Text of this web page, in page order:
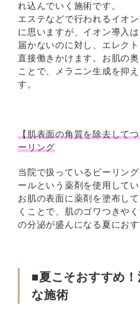
れ込んでいく施術です。
エステなどで行われるイオ
に思いますが、イオン導入
届かないのに対し、エレク
直接働きかけます。お肌の
ことで、メラニン生成を抑
す。
【肌表面の角質を除去して
ーリング
当院で扱っているピーリン
ールという薬剤を使用してい
お肌の表面に薬剤を塗布し
くことで、肌のゴワつきや
の分泌が盛んになる夏におす
■夏こそおすすめ
な施術